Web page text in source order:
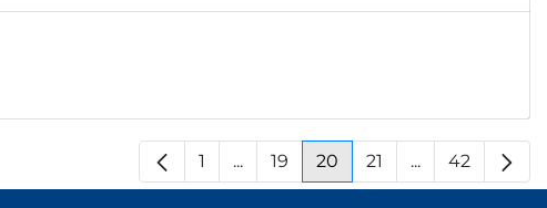
Pagina
1 ...Pagine intermedie
Pagina
19 Pagina
20 Pagina
21 ...PaginePagina
42